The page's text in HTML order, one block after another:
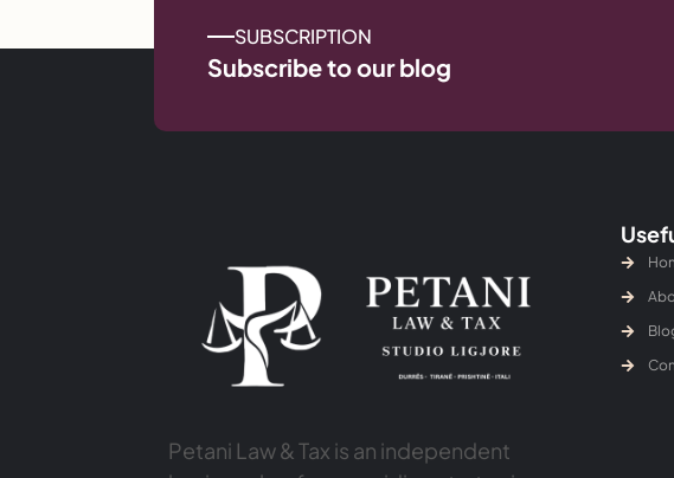
SUBSCRIPTION
Subscribe to our blog
Petani Law & Tax is an independent